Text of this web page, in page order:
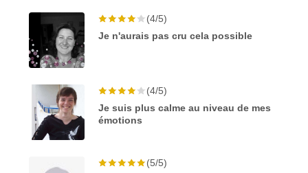
(4/5)
Je n'aurais pas cru cela possible
(4/5)
Je suis plus calme au niveau de mes
émotions
(5/5)